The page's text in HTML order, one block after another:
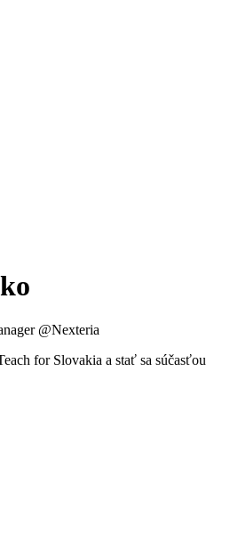
@Nexteria
for Slovakia a stať sa súčasťou